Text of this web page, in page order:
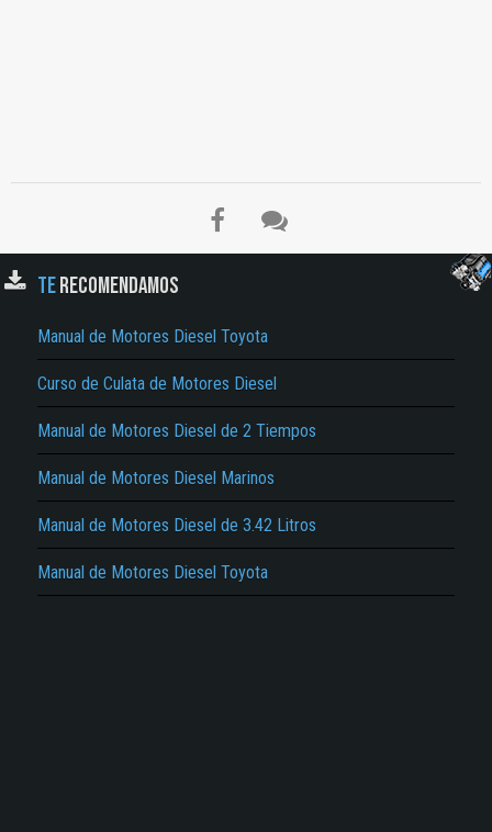
TERECOMENDAMOS
Manual de Motores Diesel Toyota
Curso de Culata de Motores Diesel
Manual de Motores Diesel de 2 Tiempos
Manual de Motores Diesel Marinos
Manual de Motores Diesel de 3.42 Litros
Manual de Motores Diesel Toyota
El Título es incorrecto según el contenido.
Texto o Imagen de portada son erróneos.
No carga o no se visualiza el contenido.